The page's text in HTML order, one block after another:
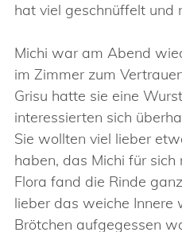
hat viel geschnüffelt und
Michi war am Abend
im Zimmer zum
Grisu hatte sie eine
interessierten sich
Sie wollten viel lieber
haben, das Michi für
Flora fand die Rinde
lieber das weiche Innere
Brötchen aufgegessen